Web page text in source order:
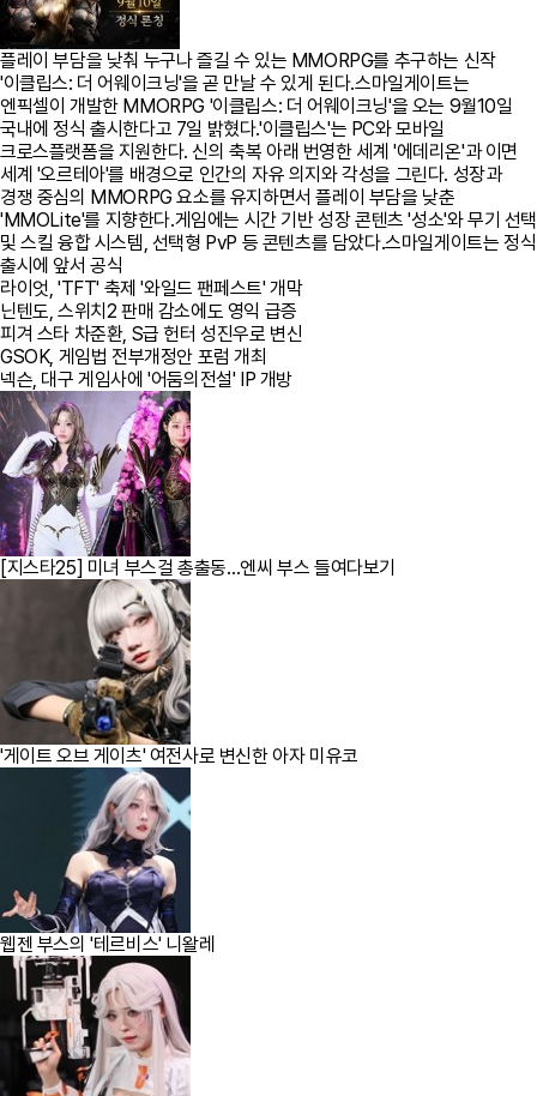
플레이 부담을 낮춰 누구나 즐길 수 있는 MMORPG를 추구하는 신작
'이클립스: 더 어웨이크닝'을 곧 만날 수 있게 된다.스마일게이트는
엔픽셀이 개발한 MMORPG '이클립스: 더 어웨이크닝'을 오는 9월10일
국내에 정식 출시한다고 7일 밝혔다.'이클립스'는 PC와 모바일
크로스플랫폼을 지원한다. 신의 축복 아래 번영한 세계 '에데리온'과 이면
세계 '오르테아'를 배경으로 인간의 자유 의지와 각성을 그린다. 성장과
경쟁 중심의 MMORPG 요소를 유지하면서 플레이 부담을 낮춘
'MMOLite'를 지향한다.게임에는 시간 기반 성장 콘텐츠 '성소'와 무기 선택
및 스킬 융합 시스템, 선택형 PvP 등 콘텐츠를 담았다.스마일게이트는 정식
출시에 앞서 공식
라이엇, 'TFT' 축제 '와일드 팬페스트' 개막
닌텐도, 스위치2 판매 감소에도 영익 급증
피겨 스타 차준환, S급 헌터 성진우로 변신
GSOK, 게임법 전부개정안 포럼 개최
넥슨, 대구 게임사에 '어둠의전설' IP 개방
[지스타25] 미녀 부스걸 총출동…엔씨 부스 들여다보기
'게이트 오브 게이츠' 여전사로 변신한 아자 미유코
웹젠 부스의 '테르비스' 니왈레